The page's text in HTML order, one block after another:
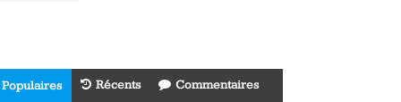
Populaires Récents Commentaires